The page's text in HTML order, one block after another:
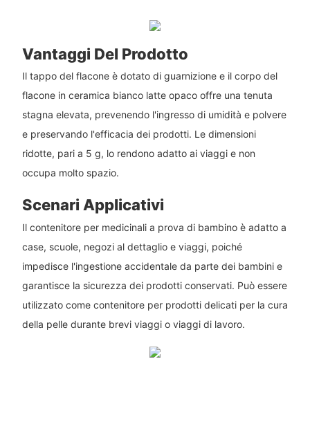
Vantaggi Del Prodotto
Il tappo del flacone è dotato di guarnizione e il corpo del
flacone in ceramica bianco latte opaco offre una tenuta
stagna elevata, prevenendo l'ingresso di umidità e polvere
e preservando l'efficacia dei prodotti. Le dimensioni
ridotte, pari a 5 g, lo rendono adatto ai viaggi e non
occupa molto spazio.
Scenari Applicativi
Il contenitore per medicinali a prova di bambino è adatto a
case, scuole, negozi al dettaglio e viaggi, poiché
impedisce l'ingestione accidentale da parte dei bambini e
garantisce la sicurezza dei prodotti conservati. Può essere
utilizzato come contenitore per prodotti delicati per la cura
della pelle durante brevi viaggi o viaggi di lavoro.